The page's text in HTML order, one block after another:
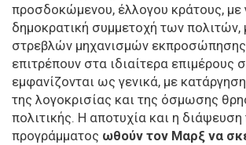
προσδοκώμενου, έλλογου κράτους, με
δημοκρατική συμμετοχή των
στρεβλών μηχανισμών
επιτρέπουν στα ιδιαίτερα επιμέρους
εμφανίζονται ως γενικά, με
της λογοκρισίας και της όσμωσης
πολιτικής. Η αποτυχία και η
προγράμματος ωθούν τον Μαρξ να